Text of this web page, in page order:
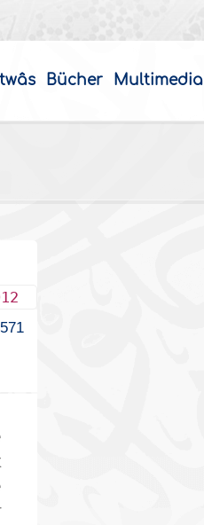
Bücher Multimedia